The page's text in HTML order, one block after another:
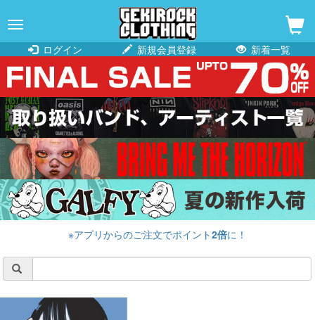
navigation
ログイン
新規会員登録 新着一覧
※アプリからのご注文でポイント2倍に！